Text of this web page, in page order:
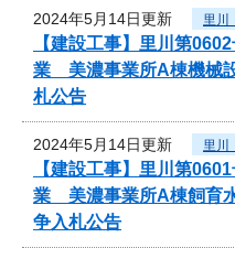
2024年5月14日更新 里川
【建設工事】里川第
業 美濃事業所A棟機械
札公告
2024年5月14日更新 里川
【建設工事】里川第
業 美濃事業所A棟飼育
争入札公告